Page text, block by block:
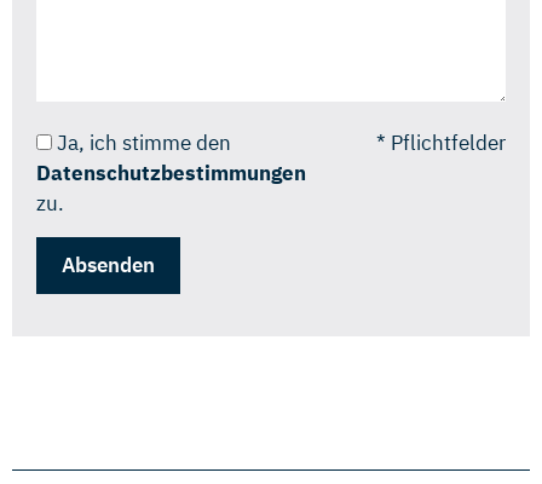
Ja, ich stimme den
Datenschutzbestimmungen
zu.
* Pflichtfelder